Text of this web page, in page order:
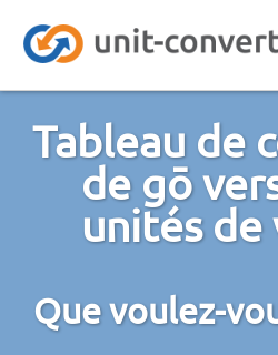
Tableau de
de gō
unités de
Que voulez-